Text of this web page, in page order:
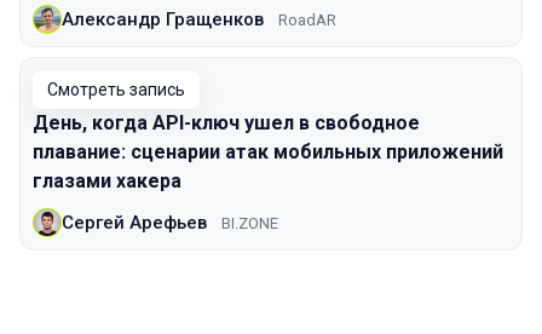
Александр Гращенков RoadAR
Смотреть запись
День, когда API-ключ ушел в свободное
плавание: сценарии атак мобильных приложений
глазами хакера
Сергей Арефьев BI.ZONE